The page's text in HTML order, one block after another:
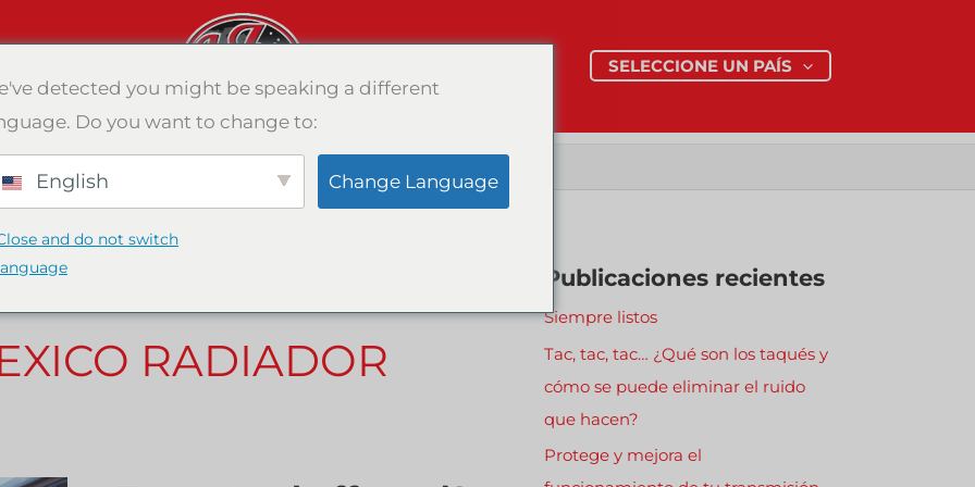
SELECCIONE UN PAÍS
RADIADOR
Publicaciones recientes
Siempre listos
Tac, tac, tac… ¿Qué son los taqués y
cómo se puede eliminar el ruido
que hacen?
Protege y mejora el
detected you might be speaking a different
Do you want to change to:
English Change Language
and do not switch